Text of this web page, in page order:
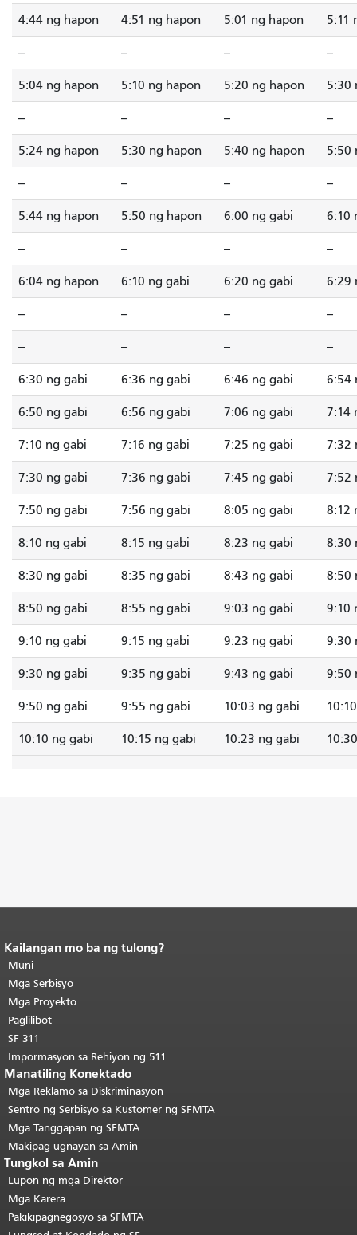
4:44 ng hapon 4:51 ng hapon 5:01 ng hapon 5:11
-- -- -- --
5:04 ng hapon 5:10 ng hapon 5:20 ng hapon 5:30
-- -- -- --
5:24 ng hapon 5:30 ng hapon 5:40 ng hapon 5:50
-- -- -- --
5:44 ng hapon 5:50 ng hapon 6:00 ng gabi 6:10
-- -- -- --
6:04 ng hapon 6:10 ng gabi 6:20 ng gabi 6:29
-- -- -- --
-- -- -- --
6:30 ng gabi 6:36 ng gabi 6:46 ng gabi 6:54
6:50 ng gabi 6:56 ng gabi 7:06 ng gabi 7:14
7:10 ng gabi 7:16 ng gabi 7:25 ng gabi 7:32
7:30 ng gabi 7:36 ng gabi 7:45 ng gabi 7:52
7:50 ng gabi 7:56 ng gabi 8:05 ng gabi 8:12
8:10 ng gabi 8:15 ng gabi 8:23 ng gabi 8:30
8:30 ng gabi 8:35 ng gabi 8:43 ng gabi 8:50
8:50 ng gabi 8:55 ng gabi 9:03 ng gabi 9:10
9:10 ng gabi 9:15 ng gabi 9:23 ng gabi 9:30
9:30 ng gabi 9:35 ng gabi 9:43 ng gabi 9:50
9:50 ng gabi 9:55 ng gabi 10:03 ng gabi
10:10 ng gabi 10:15 ng gabi 10:23 ng gabi
Katapusan ng nilalaman ng
pahina.
pahinang ito ay nauulit sa bawat
pahina.Bumalik sa itaas ng
pangunahing nilalaman
Kailangan mo ba ng tulong?
Muni
Mga Serbisyo
Mga Proyekto
Paglilibot
SF 311
Impormasyon sa Rehiyon ng 511
Manatiling Konektado
Mga Reklamo sa Diskriminasyon
Sentro ng Serbisyo sa Kustomer ng SFMTA
Mga Tanggapan ng SFMTA
Makipag-ugnayan sa Amin
Tungkol sa Amin
Lupon ng mga Direktor
Mga Karera
Pakikipagnegosyo sa SFMTA